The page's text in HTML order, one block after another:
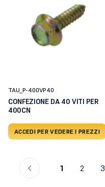
TAU_P-400VP40
CONFEZIONE DA 40 VITI PER
400CN
ACCEDI PER VEDERE I PREZZI
1 2 3